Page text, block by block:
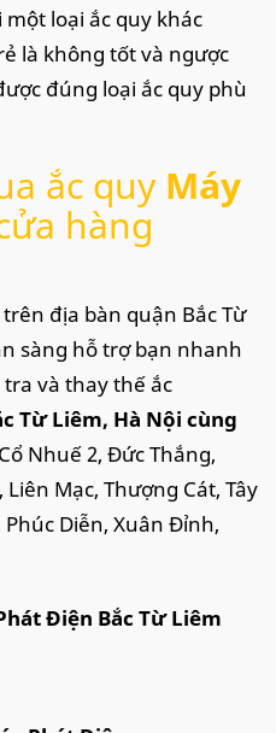
loại ắc quy khác
là không tốt và ngược
đúng loại ắc quy phù
ắc quy Máy
hàng
địa bàn quận Bắc Từ
sàng hỗ trợ bạn nhanh
và thay thế ắc
Từ Liêm, Hà Nội cùng
Nhuế 2, Đức Thắng,
Mạc, Thượng Cát, Tây
Diễn, Xuân Đỉnh,
Điện Bắc Từ Liêm